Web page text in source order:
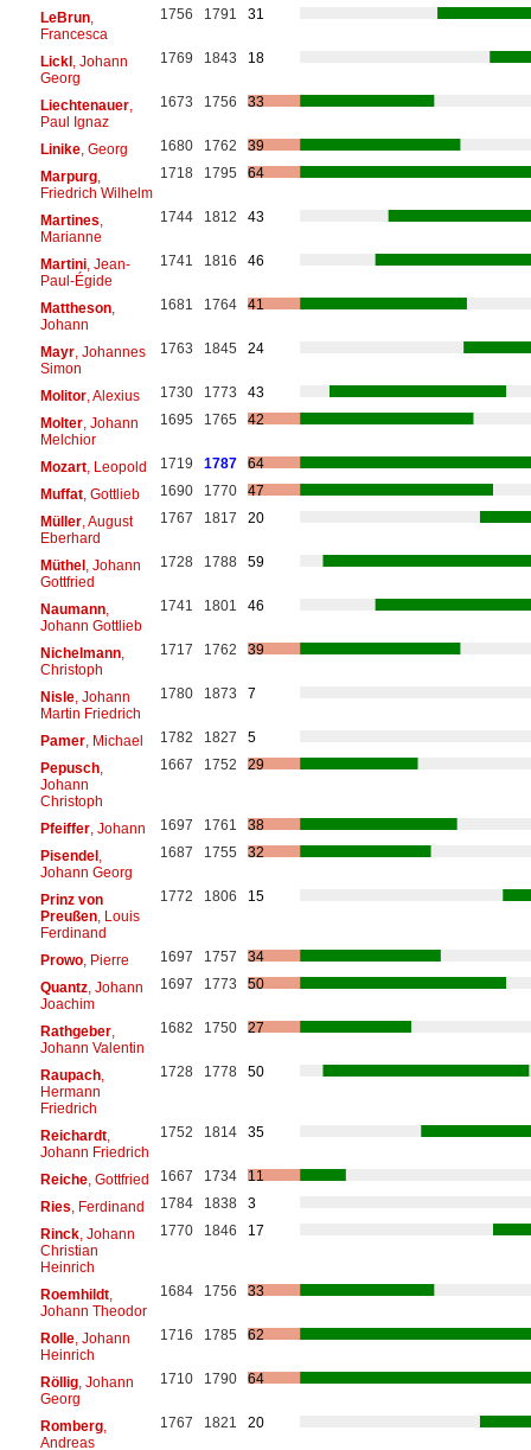
LeBrun,
Francesca
1756 1791 31
Lickl, Johann
Georg
1769 1843 18
Liechtenauer,
Paul Ignaz
1673 1756 33
Linike, Georg 1680 1762
39
Marpurg,
Friedrich Wilhelm
1718 1795 64
Martines
Marianne
1744 1812 43
Martini, Jean-
Paul-Égide
1741 1816 46
Mattheson,
Johann
1681 1764 41
Mayr, Johannes
Simon
1763 1845 24
Molitor, Alexius 1730 1773
43
Molter, Johann
Melchior
1695 1765 42
Mozart, Leopold 1719 1787
64
Muffat, Gottlieb 1690 1770
47
Müller, August
Eberhard
1767 1817 20
Müthel, Johann
Gottfried
1728 1788 59
Naumann,
Johann Gottlieb
1741 1801 46
Nichelmann,
Christoph
1717 1762 39
Nisle, Johann
Martin Friedrich
1780 1873 7
Pamer, Michael 1782 1827
5
Pepusch,
Johann
Christoph
1667 1752 29
Pfeiffer, Johann 1697 1761
38
Pisendel,
Johann Georg
1687 1755 32
Prinz von
Preußen, Louis
Ferdinand
1772 1806 15
Prowo, Pierre 1697 1757
34
Quantz, Johann
Joachim
1697 1773 50
Rathgeber,
Johann Valentin
1682 1750 27
Raupach,
Hermann
Friedrich
1728 1778 50
Reichardt,
Johann Friedrich
1752 1814 35
Reiche, Gottfried 1667 1734
11
Ries , Ferdinand 1784 1838
3
Rinck, Johann
Christian
Heinrich
1770 1846 17
Roemhildt,
Johann Theodor
1684 1756 33
Rolle, Johann
Heinrich
1716 1785 62
Röllig, Johann
Georg
1710 1790 64
Romberg,
Andreas
1767 1821 20